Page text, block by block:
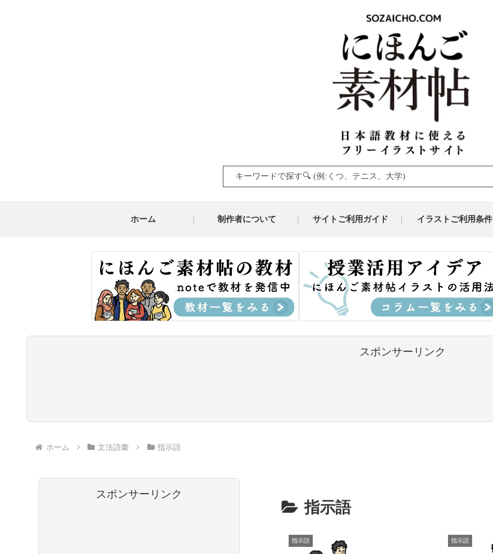
Search
for:
ホーム 制作者について サイトご利用ガイド イラストご利用条件
スポンサーリンク
ホーム 文法語彙 指示語
指示語
指示語 指示語
スポンサーリンク